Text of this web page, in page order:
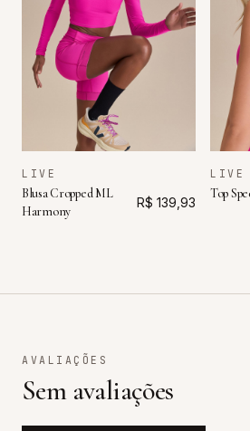
LIVE
Blusa Cropped ML
Harmony
R$ 139,93
LIVE
Top
AVALIAÇÕES
Sem avaliações